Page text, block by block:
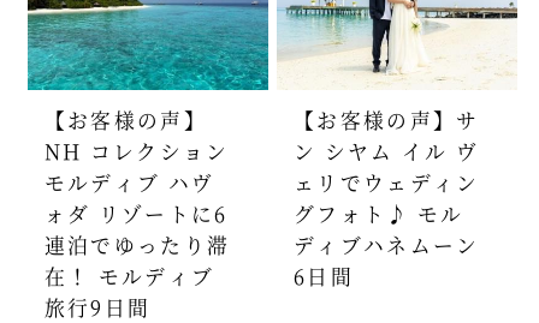
【お客様の声】
NH コレクション
モルディブ ハヴ
ォダ リゾートに6
連泊でゆったり滞
在！ モルディブ
旅行9日間
【お客様の声】サ
ン シヤム イル ヴ
ェリでウェディン
グフォト♪ モル
ディブハネムーン
6日間